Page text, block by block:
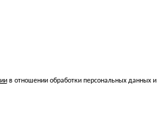
в отношении обработки персональных данных и